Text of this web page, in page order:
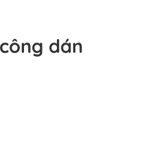
dán